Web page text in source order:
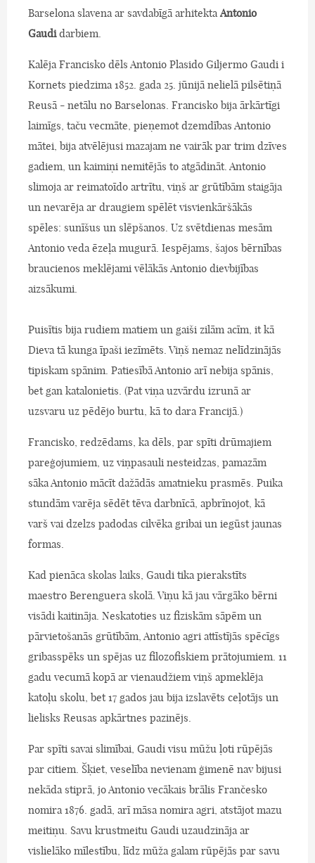
Barselona slavena ar savdabīgā arhitekta Antonio
Gaudidarbiem.
Kalēja Francisko dēls Antonio Plasido Giljermo Gaudi i
Kornets piedzima 1852. gada 25. jūnijā nelielā pilsētiņā
Reusā - netālu no Barselonas. Francisko bija ārkārtīgi
laimīgs, taču vecmāte, pieņemot dzemdības Antonio
mātei, bija atvēlējusi mazajam ne vairāk par trim dzīves
gadiem, un kaimiņi nemitējās to atgādināt. Antonio
slimoja ar reimatoīdo artrītu, viņš ar grūtībām staigāja
un nevarēja ar draugiem spēlēt visvienkāršākās
spēles: sunīšus un slēpšanos. Uz svētdienas mesām
Antonio veda ēzeļa mugurā. Iespējams, šajos bērnības
braucienos meklējami vēlākās Antonio dievbijības
aizsākumi.
Puisītis bija rudiem matiem un gaiši zilām acīm, it kā
Dieva tā kunga īpaši iezīmēts. Viņš nemaz nelīdzinājās
tipiskam spānim. Patiesībā Antonio arī nebija spānis,
bet gan katalonietis. (Pat viņa uzvārdu izrunā ar
uzsvaru uz pēdējo burtu, kā to dara Francijā.)
Francisko, redzēdams, ka dēls, par spīti drūmajiem
pareģojumiem, uz viņpasauli nesteidzas, pamazām
sāka Antonio mācīt dažādās amatnieku prasmēs. Puika
stundām varēja sēdēt tēva darbnīcā, apbrīnojot, kā
varš vai dzelzs padodas cilvēka gribai un iegūst jaunas
formas.
Kad pienāca skolas laiks, Gaudi tika pierakstīts
maestro Berenguera skolā. Viņu kā jau vārgāko bērni
visādi kaitināja. Neskatoties uz fiziskām sāpēm un
pārvietošanās grūtībām, Antonio agri attīstījās spēcīgs
gribasspēks un spējas uz filozofiskiem prātojumiem. 11
gadu vecumā kopā ar vienaudžiem viņš apmeklēja
katoļu skolu, bet 17 gados jau bija izslavēts ceļotājs un
lielisks Reusas apkārtnes pazinējs.
Par spīti savai slimībai, Gaudi visu mūžu ļoti rūpējās
par citiem. Šķiet, veselība nevienam ģimenē nav bijusi
nekāda stiprā, jo Antonio vecākais brālis Frančesko
nomira 1876. gadā, arī māsa nomira agri, atstājot mazu
meitiņu. Savu krustmeitu Gaudi uzaudzināja ar
vislielāko mīlestību, līdz mūža galam rūpējās par savu